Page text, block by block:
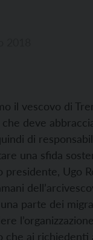
il vescovo di
deve
di
una sfida
presidente, Ugo
parte dei
che ai